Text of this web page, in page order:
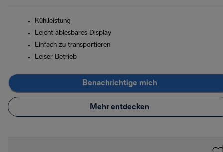
Kühlleistung
Leicht ablesbares Display
Einfach zu transportieren
Leiser Betrieb
Benachrichtige mich
Mehr entdecken